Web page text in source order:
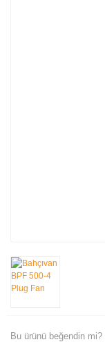
Bu ürünü beğendin mi?